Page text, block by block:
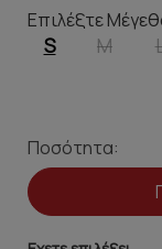
Επιλέξτε
S M
Ποσότητα: